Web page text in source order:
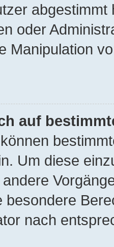
oder
Manipulation
auf
Um diese
besondere
nach